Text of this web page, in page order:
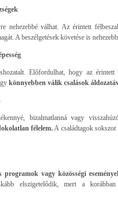
nehezebbé válhat. Az érintett
A beszélgetések követése is
Előfordulhat, hogy az
könnyebben válik csalások
bizalmatlanná vagy
félelem. A családtagok sokszor
vagy közösségi
elszigetelődik, mert a